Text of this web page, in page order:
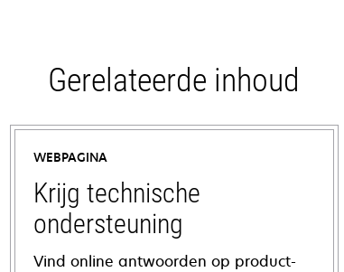
Gerelateerde inhoud
WEBPAGINA
Krijg technische
ondersteuning
Vind online antwoorden op product-